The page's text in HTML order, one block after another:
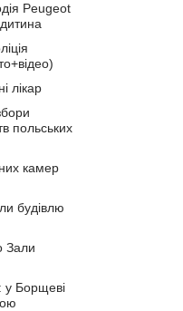
Peugeot
лікар
польських
камер
будівлю
Зали
у Борщеві